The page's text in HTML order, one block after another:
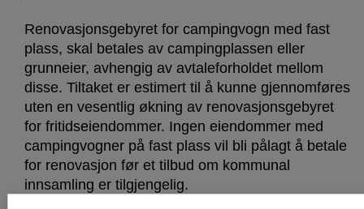
Renovasjonsgebyret for campingvogn med fast
plass, skal betales av campingplassen eller
grunneier, avhengig av avtaleforholdet mellom
disse. Tiltaket er estimert til å kunne gjennomføres
uten en vesentlig økning av renovasjonsgebyret
for fritidseiendommer. Ingen eiendommer med
campingvogner på fast plass vil bli pålagt å betale
for renovasjon før et tilbud om kommunal
innsamling er tilgjengelig.